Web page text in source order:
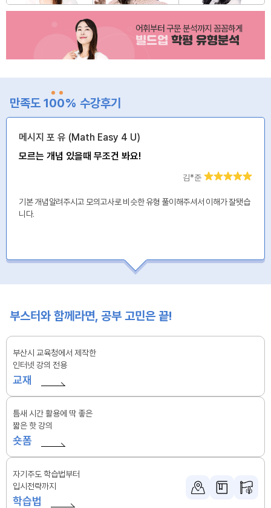
어휘부터 구문 분석까지 꼼꼼하게
빌드업 학평 유형분석
만족도 100% 수강후기
메시지 포 유 (Math Easy 4 U)
모르는 개념 있을때 무조건 봐요!
김*준
기본 개념알려주시고 모의고사로 비슷한 유형 풀이해주셔서 이해가 잘됏습
니다.
부스터와 함께라면, 공부 고민은 끝!
부산시 교육청에서 제작한
인터넷 강의 전용
교재
틈새 시간 활용에 딱 좋은
짧은 핫 강의
숏폼
자기주도 학습법부터
입시전략까지
학습법